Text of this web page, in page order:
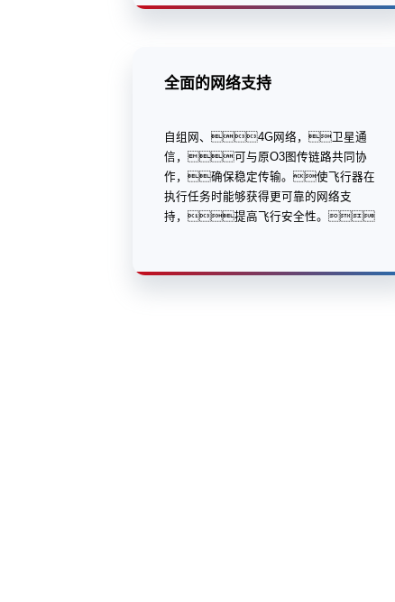
全面的网络支持
自组网、4G网络，卫星通
信，可与原O3图传链路共同协
作，确保稳定传输。使飞行器在
执行任务时能够获得更可靠的网络支
持，提高飞行安全性。